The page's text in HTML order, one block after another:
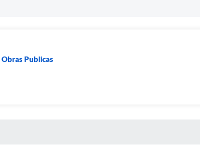
Publicas